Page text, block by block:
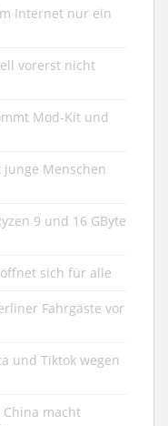
Internet nur ein
vorerst nicht
Mod-Kit und
Menschen
9 und 16 GByte
sich für alle
Fahrgäste vor
und Tiktok wegen
macht